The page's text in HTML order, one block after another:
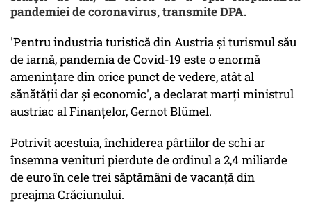
pandemiei de coronavirus, transmite DPA.
'Pentru industria turistică din Austria şi turismul său
de iarnă, pandemia de Covid-19 este o enormă
ameninţare din orice punct de vedere, atât al
sănătăţii dar şi economic', a declarat marţi ministrul
austriac al Finanţelor, Gernot Blümel.
Potrivit acestuia, închiderea pârtiilor de schi ar
însemna venituri pierdute de ordinul a 2,4 miliarde
de euro în cele trei săptămâni de vacanţă din
preajma Crăciunului.